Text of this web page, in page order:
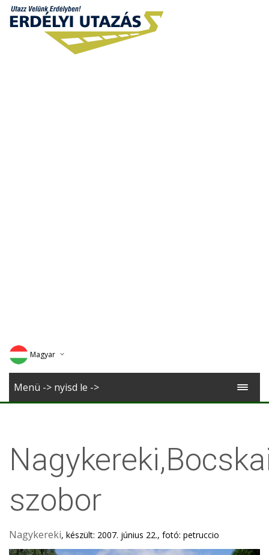
Magyar
Deutsch
Menü -> nyisd le ->
szobor
Nagykereki, készült: 2007. június 22., fotó: petruccio